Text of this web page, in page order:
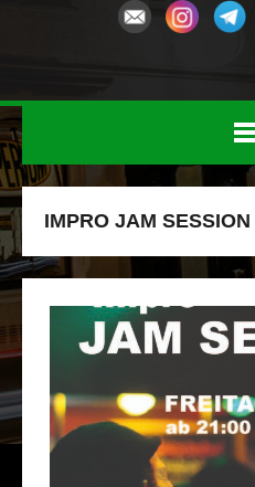
IMPRO JAM SESSION